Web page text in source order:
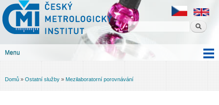
obsahu
Český
metrologický
institut
Menu
Jste zde
Domů » Ostatní služby » Mezilaboratorní porovnávání